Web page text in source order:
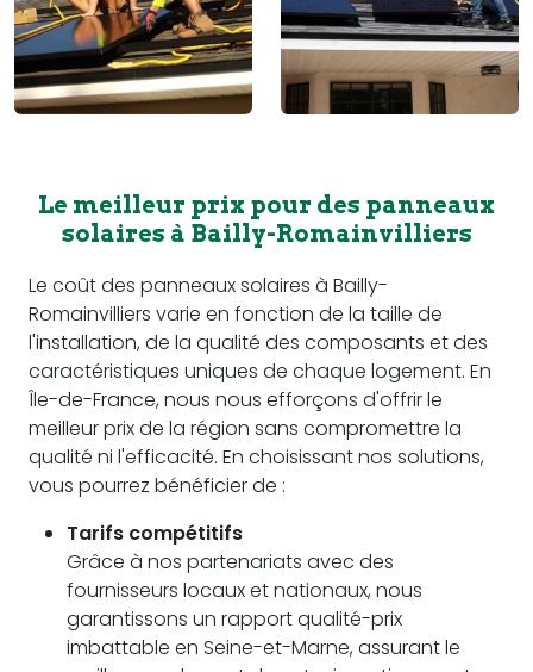
Le meilleur prix pour des panneaux
solaires à Bailly-Romainvilliers
Le coût des panneaux solaires à Bailly-
Romainvilliers varie en fonction de la taille de
l'installation, de la qualité des composants et des
caractéristiques uniques de chaque logement. En
Île-de-France, nous nous efforçons d'offrir le
meilleur prix de la région sans compromettre la
qualité ni l'efficacité. En choisissant nos solutions,
vous pourrez bénéficier de :
Tarifs compétitifs
Grâce à nos partenariats avec des
fournisseurs locaux et nationaux, nous
garantissons un rapport qualité-prix
imbattable en Seine-et-Marne, assurant le